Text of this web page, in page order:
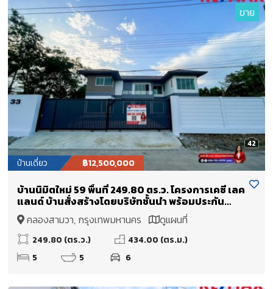
42
ขาย
บ้านเดี่ยว ฿12,500,000
บ้านนิมิตใหม่ 59 พื้นที่ 249.80 ตร.ว. โครงการเคซี เลค
แลนด์ บ้านสั่งสร้างโดยบริษัทชั้นนำ พร้อมประกัน
โครงสร้าง 20 ปี หัวมุม ทำเลนิมิตใหม่ ราษฎร์นิมิตร
ใกล้ทางด่วนจตุโชติ และถนนวงแหวนรอบนอก
คลองสามวา, กรุงเทพมหานคร ดูแผนที่
249.80 (ตร.ว.)
434.00 (ตร.ม.)
5
5 6